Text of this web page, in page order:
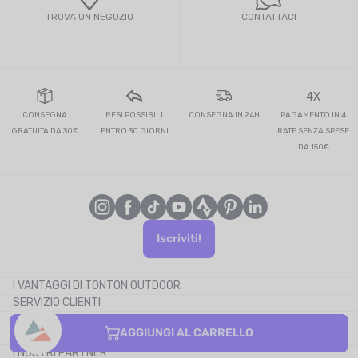
AGGIUNGI AL CARRELLO
TROVA UN NEGOZIO CONTATTACI
CONSEGNA
GRATUITA DA 30€
RESI POSSIBILI
ENTRO 30 GIORNI
CONSEGNA IN 24H
4X
PAGAMENTO IN 4
RATE SENZA SPESE
DA 150€
Iscriviti!
I VANTAGGI DI TONTON OUTDOOR
Il blog
Il cashback
I codici promozionali
SERVIZIO CLIENTI
CHI SIAMO
CONTATTACI
I NOSTRI PARTNER